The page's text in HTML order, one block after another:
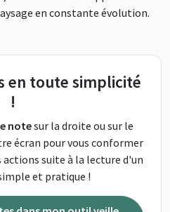
en constante évolution.
en toute simplicité
!
notesur la droite ou sur le
écran pour vous conformer
suite à la lecture d'un
et pratique !